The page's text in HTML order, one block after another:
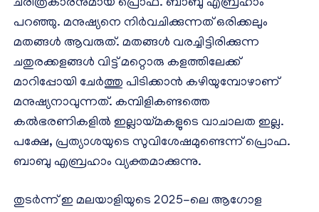
ചരിത്രകാരനുമായ പ്രൊഫ. ബാബു എബ്രഹാം
പറഞ്ഞു. മനുഷ്യനെ നിര്‍വചിക്കുന്നത് ഒരിക്കലും
മതങ്ങള്‍ ആവരുത്. മതങ്ങള്‍ വരച്ചിട്ടിരിക്കുന്ന
ചതുരക്കളങ്ങള്‍ വിട്ട് മറ്റൊരു കളത്തിലേക്ക്
മാറിപ്പോയി ചേര്‍ത്തു പിടിക്കാന്‍ കഴിയുമ്പോഴാണ്
മനുഷ്യനാവുന്നത്. കമ്പിളികണ്ടത്തെ
കല്‍ഭരണികളില്‍ ഇല്ലായ്മകളുടെ വാചാലത ഇല്ല.
പക്ഷേ, പ്രത്യാശയുടെ സുവിശേഷമുണ്ടെന്ന് പ്രൊഫ.
ബാബു എബ്രഹാം വ്യക്തമാക്കുന്നു.
തുടര്‍ന്ന് ഇ മലയാളിയുടെ 2025-ലെ ആഗോള